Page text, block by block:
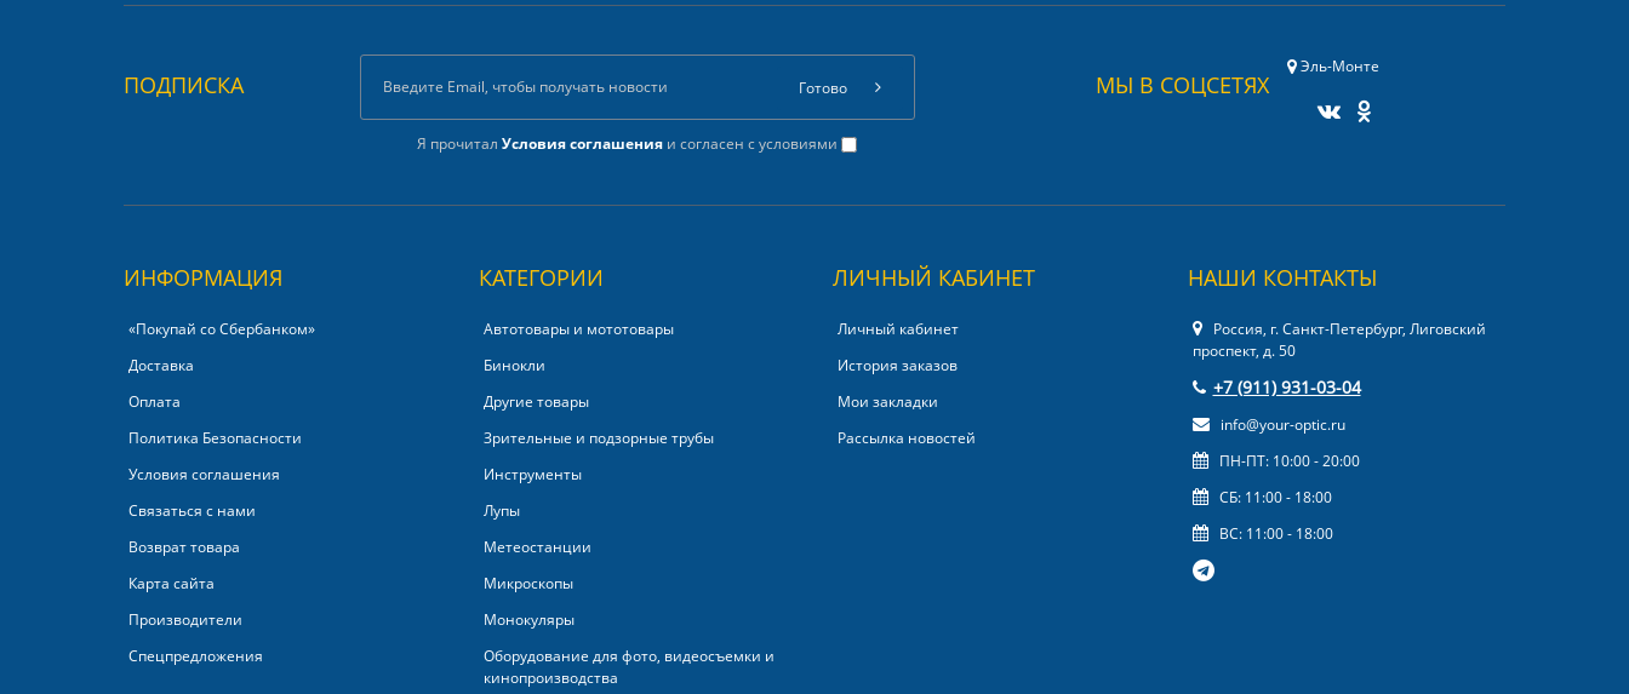
ПОДПИСКА
Я прочиталУсловия соглашения и согласен с условиями
Готово МЫ В СОЦСЕТЯХ
Эль-Монте
ИНФОРМАЦИЯ
«Покупай со Сбербанком»‎
Доставка
Оплата
Политика Безопасности
Условия соглашения
Связаться с нами
Возврат товара
Карта сайта
Производители
Спецпредложения
КАТЕГОРИИ
Автотовары и мототовары
Бинокли
Другие товары
Зрительные и подзорные трубы
Инструменты
Лупы
Метеостанции
Микроскопы
Монокуляры
Оборудование для фото, видеосъемки и
кинопроизводства
ЛИЧНЫЙ КАБИНЕТ
Личный кабинет
История заказов
Мои закладки
Рассылка новостей
НАШИ КОНТАКТЫ
Россия, г. Санкт-Петербург, Лиговский
проспект, д. 50
+7 (911) 931-03-04
info@your-optic.ru
ПН-ПТ: 10:00 - 20:00
СБ: 11:00 - 18:00
ВС: 11:00 - 18:00